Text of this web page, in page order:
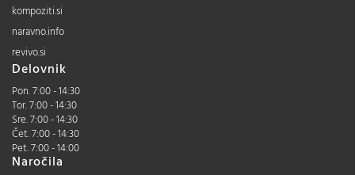
kompoziti.si
naravno.info
revivo.si
Delovnik
Pon. 7:00 - 14:30
Tor. 7:00 - 14:30
Sre. 7:00 - 14:30
Čet. 7:00 - 14:30
Pet. 7:00 - 14:00
Naročila